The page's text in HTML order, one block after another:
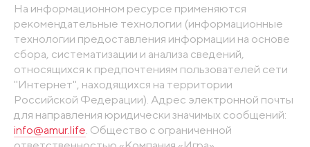
На информационном ресурсе применяются
рекомендательные технологии (информационные
технологии предоставления информации на основе
сбора, систематизации и анализа сведений,
относящихся к предпочтениям пользователей сети
"Интернет", находящихся на территории
Российской Федерации). Адрес электронной почты
для направления юридически значимых сообщений:
info@amur.life . Общество с ограниченной